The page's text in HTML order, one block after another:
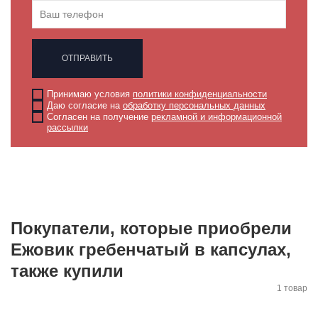
ОТПРАВИТЬ
Принимаю условия политики конфиденциальности
Даю согласие на обработку персональных данных
Согласен на получение рекламной и информационной
рассылки
Покупатели, которые приобрели
Ежовик гребенчатый в капсулах,
также купили
1 товар